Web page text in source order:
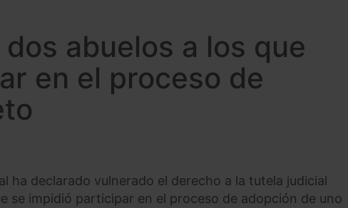
abuelos a los que
en el proceso de
ha declarado vulnerado el derecho a la tutela judicial
se impidió participar en el proceso de adopción de uno